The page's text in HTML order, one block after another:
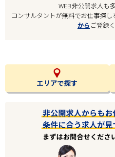
WEB非公開求人も
コンサルタントが無料でお仕事探
から ご登録
エリアで探す